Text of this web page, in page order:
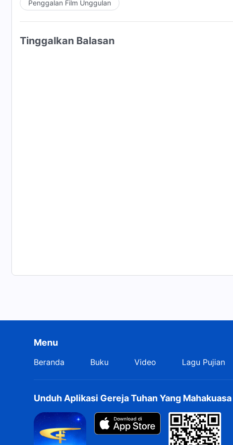
bahwa Tuhan dapat disalibkan dan dapat
kematian dan menampakkan diri kepada Petrus. ...
mengalami perkataan Tuhan, engkau dapat berbicara
Penggalan Film Unggulan
Tinggalkan Balasan
Menu
Beranda Buku Video Lagu Pujian
Unduh Aplikasi Gereja Tuhan Yang Mahakuasa